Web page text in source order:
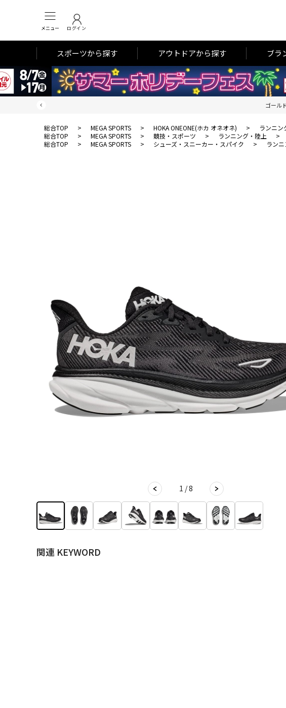
メニュー ログイン
スポーツから探す アウトドアから探す ブラ
ゴール
総合TOP > MEGA SPORTS > HOKA ONEONE(ホカ オネオネ) > ランニン
総合TOP
> MEGA SPORTS > 競技・スポーツ > ランニング・陸上 >
総合TOP
> MEGA SPORTS > シューズ・スニーカー・スパイク > ラン
1 / 8
関連 KEYWORD